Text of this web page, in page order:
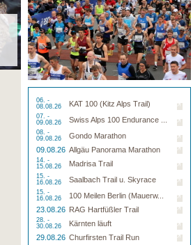
06. -
08.08.26
KAT 100 (Kitz Alps Trail)
07. -
09.08.26
Swiss Alps 100 Endurance ...
08. -
09.08.26
Gondo Marathon
09.08.26 Allgäu Panorama Marathon
14. -
15.08.26
Madrisa Trail
15. -
16.08.26
Saalbach Trail u. Skyrace
15. -
16.08.26
100 Meilen Berlin (Mauerw...
23.08.26 RAG Hartfüßler Trail
28. -
30.08.26
Kärnten läuft
29.08.26 Churfirsten Trail Run